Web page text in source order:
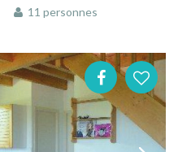
11 personnes